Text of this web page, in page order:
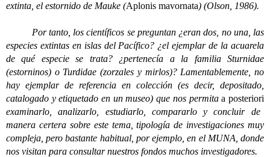
extinta, el estornido de Mauke (Aplonis mavornata) (Olson, 1986).
Por tanto, los científicos se preguntan ¿eran dos, no una, las
especies extintas en islas del Pacífico? ¿el ejemplar de la acuarela
de qué especie se trata? ¿pertenecía a la familia Sturnidae
(estorninos) o Turdidae (zorzales y mirlos)? Lamentablemente, no
hay ejemplar de referencia en colección (es decir, depositado,
catalogado y etiquetado en un museo) que nos permitaa posteriori
examinarlo, analizarlo, estudiarlo, compararlo y concluir de
manera certera sobre este tema, tipología de investigaciones muy
compleja, pero bastante habitual, por ejemplo, en el MUNA, donde
nos visitan para consultar nuestros fondos muchos investigadores.